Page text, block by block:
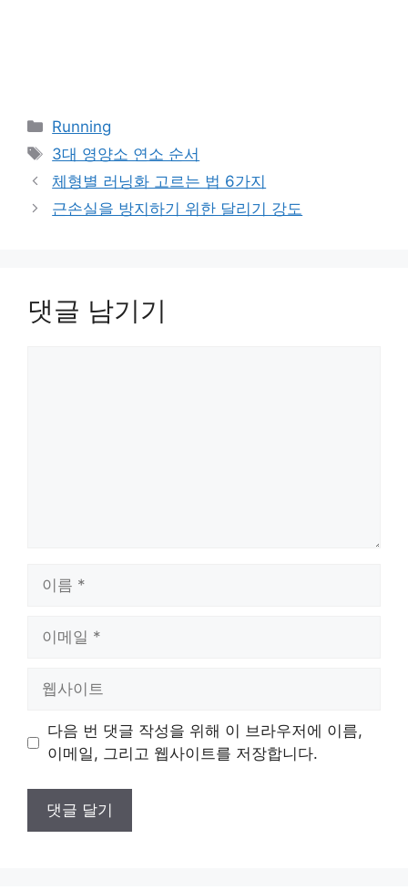
카
테
리
Running
태
그
3대 영양소 연소 순서
체형별 러닝화 고르는 법 6가지
근손실을 방지하기 위한 달리기 강도
댓글 남기기
트
다음 번 댓글 작성을 위해 이 브라우저에 이름,
이메일, 그리고 웹사이트를 저장합니다.